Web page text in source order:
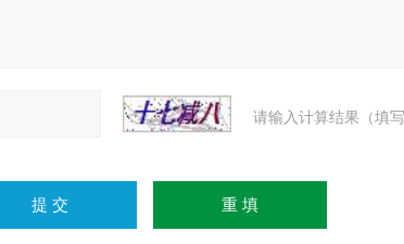
请输入计算结果（填